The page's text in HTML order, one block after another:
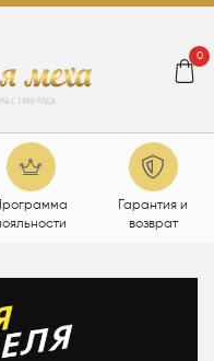
0
Программа
Гарантия и
возврат